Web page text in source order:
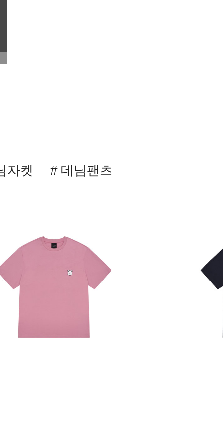
자켓 # 데님팬츠